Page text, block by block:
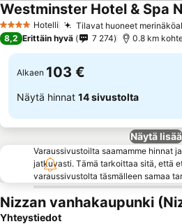
4 Tähtiluokitus
Hotelli Tilavat huoneet
Westminster Hotel & Spa
8,2 Erittäin hyvä 7 274 0.8 km
Alkaen 103 €
Näytä hinnat 14 sivustolta
Näytä lisää
Varaussivustoilta saamamme hinnat
jatkuvasti. Tämä tarkoittaa sitä, että
varaussivustolta täsmälleen samaa
Nizzan vanhakaupunki
Yhteystiedot